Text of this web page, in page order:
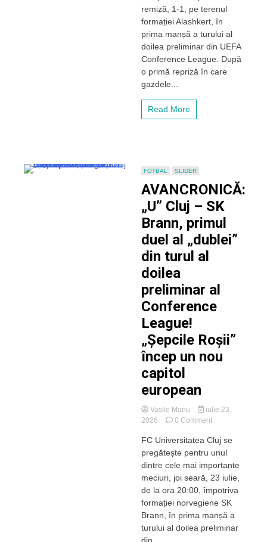
„smuls”
un
egal
în
Armenia,
iar
calificarea
feroviarilor
remiză, 1-1, pe terenul
formației Alashkert, în
prima manșă a turului al
doilea preliminar din UEFA
Conference League. După
o primă repriză în care
gazdele...
Read More
FOTBAL SLIDER
AVANCRONICĂ:
„U” Cluj – SK
Brann, primul
duel al „dublei”
din turul al
doilea
preliminar al
Conference
League!
„Șepcile Roșii”
încep un nou
capitol
european
Vasile Manu
iulie 23,
2026
0 Commenton
„U”
Cluj
–
SK
primul
duel
al
„dublei”
FC Universitatea Cluj se
pregătește pentru unul
dintre cele mai importante
meciuri, joi seară, 23 iulie,
de la ora 20:00, împotriva
formației norvegiene SK
Brann, în prima manșă a
turului al doilea preliminar
din...